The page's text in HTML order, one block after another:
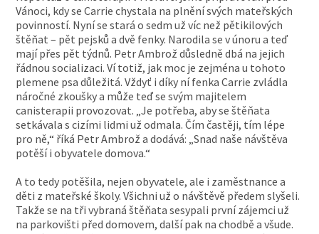
Vánoci, kdy se Carrie chystala na plnění svých mateřských
povinností. Nyní se stará o sedm už víc než pětikilových
štěňat – pět pejsků a dvě fenky. Narodila se v únoru a teď
mají přes pět týdnů. Petr Ambrož důsledně dbá na jejich
řádnou socializaci. Ví totiž, jak moc je zejména u tohoto
plemene psa důležitá. Vždyť i díky ní fenka Carrie zvládla
náročné zkoušky a může teď se svým majitelem
canisterapii provozovat. „Je potřeba, aby se štěňata
setkávala s cizími lidmi už odmala. Čím častěji, tím lépe
pro ně,“ říká Petr Ambrož a dodává: „Snad naše návštěva
potěší i obyvatele domova.“
A to tedy potěšila, nejen obyvatele, ale i zaměstnance a
děti z mateřské školy. Všichni už o návštěvě předem slyšeli.
Takže se na tři vybraná štěňata sesypali první zájemci už
na parkovišti před domovem, další pak na chodbě a všude.